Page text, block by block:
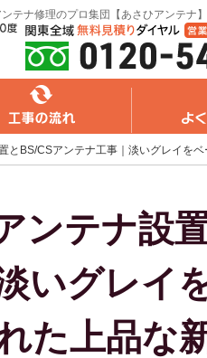
テナ修理のプロ集団【あさひアンテナ】
質問 無料web
とBS/CSアンテナ工事｜淡いグレイを
ンテナ設
いグレイ
た上品な